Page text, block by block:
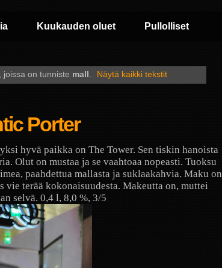
Kuukauden oluet Pullolliset
joissa on tunniste mall. Näytä kaikki tekstit
Porter
hyvä paikka on The Tower. Sen tiskin hanoista
Olut on mustaa ja se vaahtoaa nopeasti. Tuoksu
paahdettua mallasta ja suklaakahvia. Maku on
terää kokonaisuudesta. Makeutta on, muttei
selvä. 0,4 l, 8,0 %, 3/5